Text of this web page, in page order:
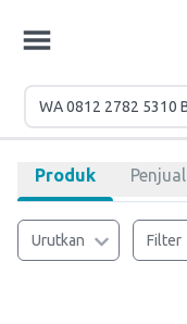
Produk Penjual
Urutkan Filter